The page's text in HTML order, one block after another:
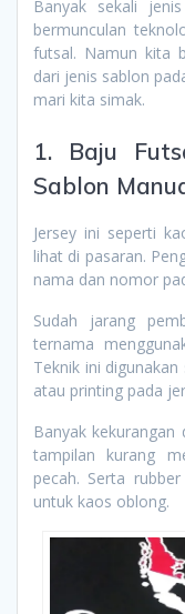
Banyak sekali
bermunculan
futsal. Namun kita
dari jenis sablon
mari kita simak.
1. Baju
Sablon
Jersey ini seperti
lihat di pasaran.
nama dan nomor
Sudah jarang
ternama
Teknik ini
atau printing pada
Banyak
tampilan kurang
pecah. Serta
untuk kaos oblong.